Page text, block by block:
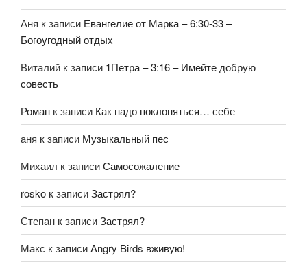
Аня к записи Евангелие от Марка – 6:30-33 –
Богоугодный отдых
Виталий к записи 1Петра – 3:16 – Имейте добрую
совесть
Роман к записи Как надо поклоняться… себе
аня к записи Музыкальный пес
Михаил к записиСамосожаление
rosko к записиЗастрял?
Степан к записиЗастрял?
Макс к записиAngry Birds вживую!